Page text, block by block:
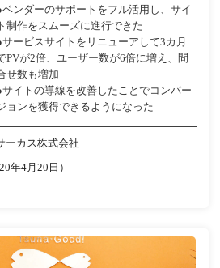
ベンダーのサポートをフル活用し、サイ
ト制作をスムーズに進行できた
サービスサイトをリニューアして3カ月
PVが2倍、ユーザー数が6倍に増え、問
せ数も増加
サイトの導線を改善したことでコンバー
ョンを獲得できるようになった
ーカス株式会社
年4月20日）